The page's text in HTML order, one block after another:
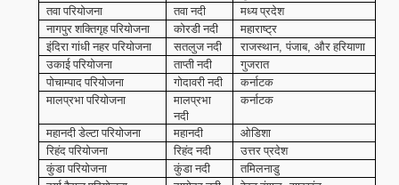
तवा परियोजना
तवा नदी
मध्य प्रदेश
नागपुर शक्तिगृह परियोजना
कोरडी नदी
महाराष्ट्र
इंदिरा गांधी नहर परियोजना
सतलुज नदी राजस्थान,पंजाब, और हरियाणा
उकाई परियोजना
ताप्ती नदी
गुजरात
पोचाम्पाद परियोजना
गोदावरी नदी
कर्नाटक
मालप्रभा परियोजना
मालप्रभा
नदी
कर्नाटक
महानदी डेल्टा परियोजना महानदी
ओडिशा
रिहंद परियोजना
रिहंद नदी
उत्तर प्रदेश
कुंडा परियोजना
कुंडा नदी
तमिलनाडु